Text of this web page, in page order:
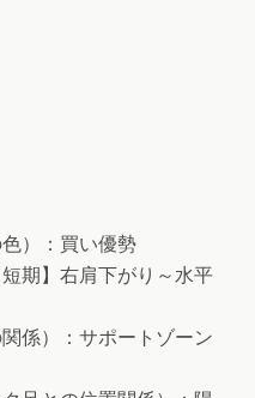
）：買い優勢
期】右肩下がり～水平
係）：サポートゾーン